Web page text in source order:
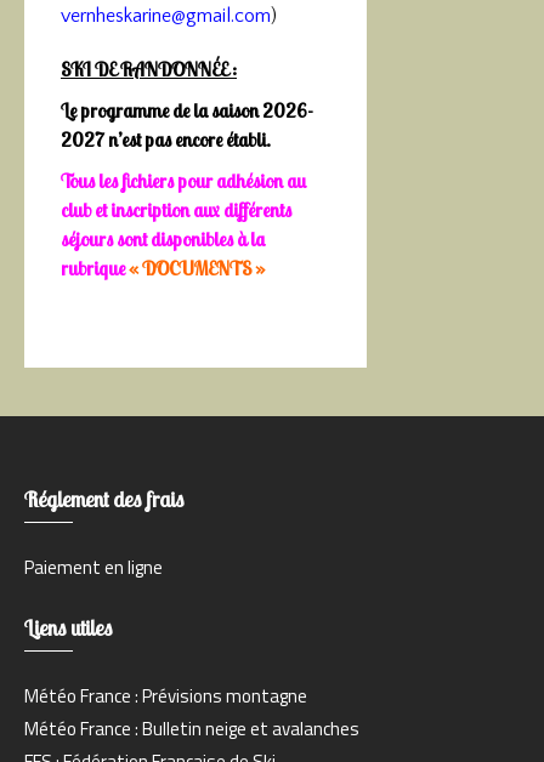
vernheskarine@gmail.com)
SKI DE RANDONNÉE :
Le programme de la saison2026-
2027n’est pas encore établi.
Tous les fichiers pour adhésion au
club et inscription aux différents
séjours sont disponibles à la
rubrique« DOCUMENTS »
Réglement des frais
Paiement en ligne
Liens utiles
Météo France : Prévisions montagne
Météo France : Bulletin neige et avalanches